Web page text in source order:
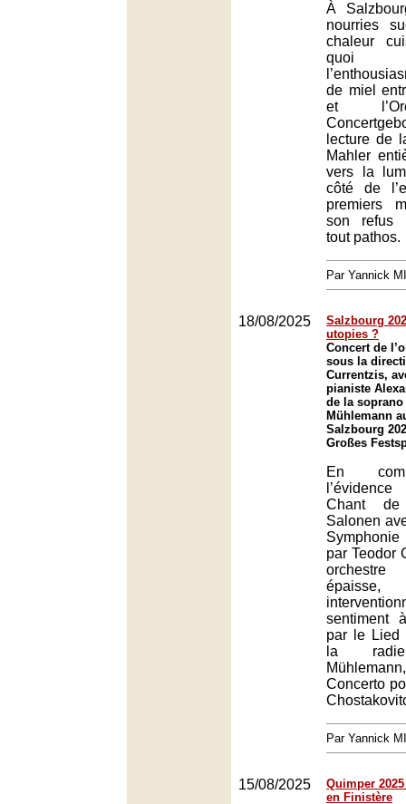
À
nourries
chaleur
quoi
de miel
et
lecture de
Mahler
vers la
côté de
premiers
son refus
tout pathos.
Par Yannick
18/08/2025
Salzbourg
utopies ?
Concert de
sous la
Currentzis,
pianiste
de la soprano
Mühlemann
Salzbourg
Großes
En
Chant
Salonen
par Teodor
orchestre
épaisse,
sentiment
par le Lied
la
Concerto
Par Yannick
15/08/2025
Quimper
en Finistère